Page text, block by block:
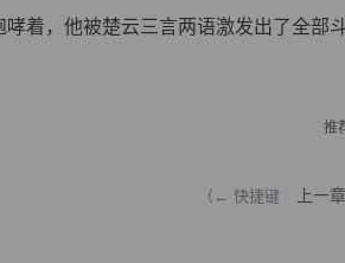
，他被楚云三言两语激发出了全部
推
（← 快捷键 上一章